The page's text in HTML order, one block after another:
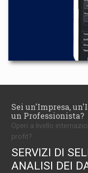
Sei un'Impresa,
un Professionista?
Operi a livello
profit?
SERVIZI DI
ANALISI DEI